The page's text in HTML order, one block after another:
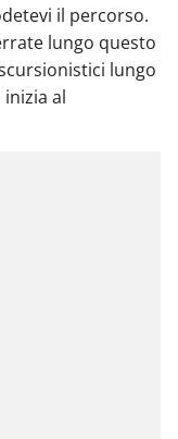
il percorso.
lungo questo
lungo
al